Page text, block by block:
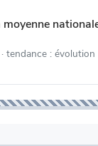
moyenne
· tendance :